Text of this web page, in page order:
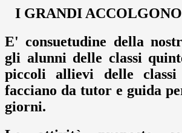
I GRANDI
E' consuetudine della
gli alunni delle classi
piccoli allievi delle
facciano da tutor e guida
giorni.